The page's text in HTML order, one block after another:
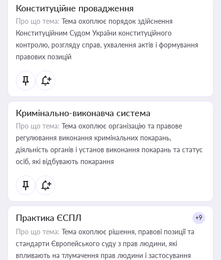
Конституційне провадження
Про що тема: Тема охоплює порядок здійснення
Конституційним Судом України конституційного
контролю, розгляду справ, ухвалення актів і формування
правових позицій
Кримінально-виконавча система
Про що тема: Тема охоплює організацію та правове
регулювання виконання кримінальних покарань,
діяльність органів і установ виконання покарань та статус
осіб, які відбувають покарання
Практика ЄСПЛ +9
Про що тема: Тема охоплює рішення, правові позиції та
стандарти Європейського суду з прав людини, які
впливають на тлумачення прав людини і застосування